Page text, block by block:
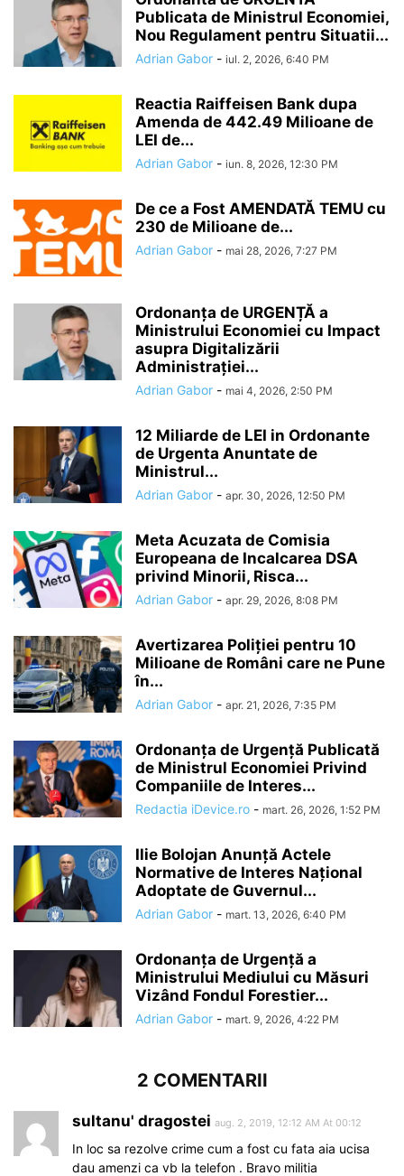
Publicata de Ministrul Economiei,
Nou Regulament pentru Situatii...
Adrian Gabor - iul. 2, 2026, 6:40 PM
Reactia Raiffeisen Bank dupa
Amenda de 442.49 Milioane de
LEI de...
Adrian Gabor - iun. 8, 2026, 12:30 PM
De ce a Fost AMENDATĂ TEMU cu
230 de Milioane de...
Adrian Gabor - mai 28, 2026, 7:27 PM
Ordonanța de URGENȚĂ a
Ministrului Economiei cu Impact
asupra Digitalizării
Administrației...
Adrian Gabor - mai 4, 2026, 2:50 PM
12 Miliarde de LEI in Ordonante
de Urgenta Anuntate de
Ministrul...
Adrian Gabor - apr. 30, 2026, 12:50 PM
Meta Acuzata de Comisia
Europeana de Incalcarea DSA
privind Minorii, Risca...
Adrian Gabor - apr. 29, 2026, 8:08 PM
Avertizarea Poliției pentru 10
Milioane de Români care ne Pune
în...
Adrian Gabor - apr. 21, 2026, 7:35 PM
Ordonanța de Urgență Publicată
de Ministrul Economiei Privind
Companiile de Interes...
Redactia iDevice.ro - mart. 26, 2026, 1:52 PM
Ilie Bolojan Anunță Actele
Normative de Interes Național
Adoptate de Guvernul...
Adrian Gabor - mart. 13, 2026, 6:40 PM
Ordonanța de Urgență a
Ministrului Mediului cu Măsuri
Vizând Fondul Forestier...
Adrian Gabor - mart. 9, 2026, 4:22 PM
2 COMENTARII
sultanu' dragostei aug. 2, 2019, 12:12 AM At 00:12
In loc sa rezolve crime cum a fost cu fata aia ucisa
dau amenzi ca vb la telefon . Bravo militia